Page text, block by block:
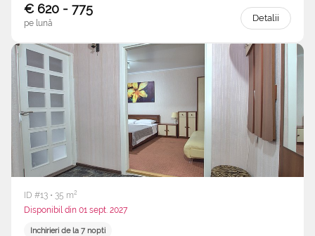
€ 620 - 775
pe lună Detalii
ID #13 • 35 m²
Disponibil din 01 sept. 2027
Inchirieri de la 7 nopti